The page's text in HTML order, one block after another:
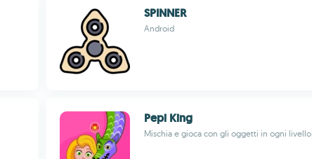
SPINNER
Android
Pepi King
Mischia e gioca con gli oggetti in ogni livello